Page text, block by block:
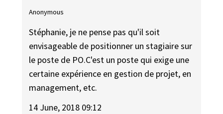
Anonymous
Stéphanie, je ne pense pas qu'il soit
envisageable de positionner un stagiaire sur
le poste de PO.C'est un poste qui exige une
certaine expérience en gestion de projet, en
management, etc.
14 June, 2018 09:12